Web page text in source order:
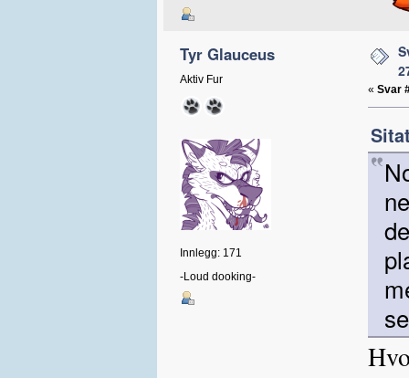
Tyr Glauceus
Aktiv Fur
Innlegg: 171
-Loud dooking-
« Svar